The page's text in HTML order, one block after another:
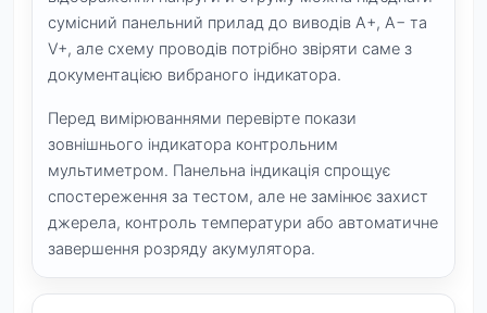
сумісний панельний прилад до виводів A+, A− та
V+, але схему проводів потрібно звіряти саме з
документацією вибраного індикатора.
Перед вимірюваннями перевірте покази
зовнішнього індикатора контрольним
мультиметром. Панельна індикація спрощує
спостереження за тестом, але не замінює захист
джерела, контроль температури або автоматичне
завершення розряду акумулятора.